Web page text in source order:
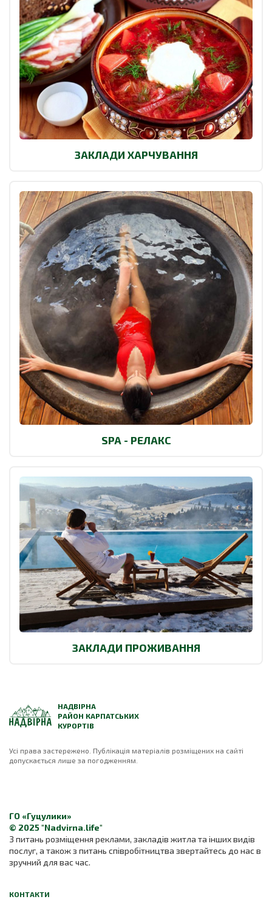
ЗАКЛАДИ ХАРЧУВАННЯ
SPA - РЕЛАКС
ЗАКЛАДИ ПРОЖИВАННЯ
НАДВІРНА
РАЙОН КАРПАТСЬКИХ
КУРОРТІВ
Усі права застережено. Публікація матеріалів розміщених на сайті
допускається лише за погодженням.
ГО «Гуцулики»
© 2025 "Nadvirna.life"
З питань розміщення реклами, закладів житла та інших видів
послуг, а також з питань співробітництва звертайтесь до нас в
зручний для вас час.
КОНТАКТИ